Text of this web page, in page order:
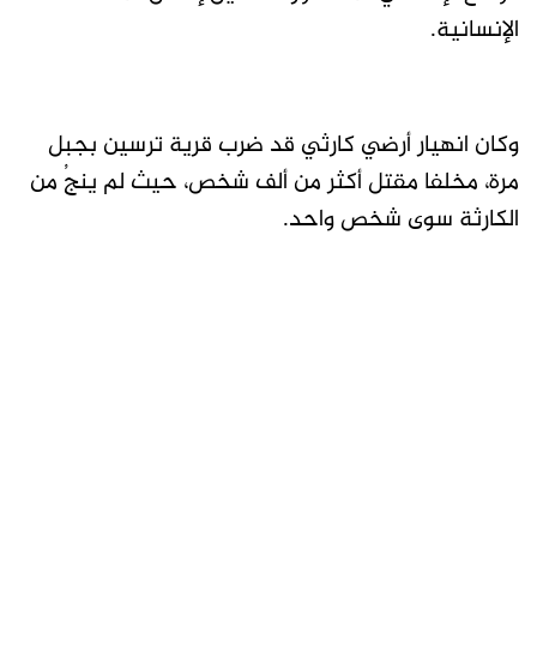
الإنسانية.
وكان انهيار أرضي كارثي قد ضرب قرية ترسين بجبل
مرة، مخلفا مقتل أكثر من ألف شخص، حيث لم ينجُ من
الكارثة سوى شخص واحد.